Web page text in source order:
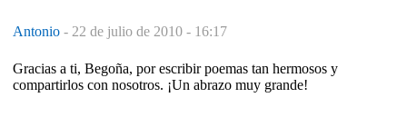
Antonio - 22 de julio de 2010 - 16:17
Gracias a ti, Begoña, por escribir poemas tan hermosos y
compartirlos con nosotros. ¡Un abrazo muy grande!